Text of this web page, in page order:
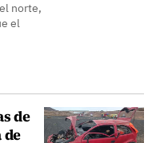
norte,
el
de
de